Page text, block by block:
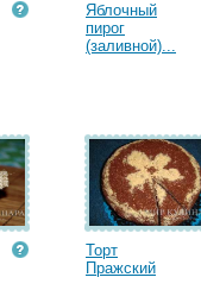
Яблочный
пирог
(заливной)...
Торт
Пражский